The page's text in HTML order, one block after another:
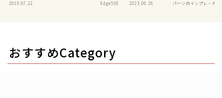
2019.07.22 Edge530 2023.06.26 パーツのインプレ・カ
おすすめCategory